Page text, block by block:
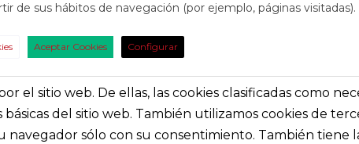
Consúltanos sobre eventos y espectáculos o
nosotros para solictar información general
abracadabra@festivalvivelamagia.es
de sus hábitos de navegación (por ejemplo, páginas
Aceptar Cookies Configurar
el sitio web. De ellas, las cookies clasificadas como
del sitio web. También utilizamos cookies de
navegador sólo con su consentimiento. También